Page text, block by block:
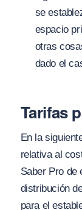
se
espacio
otras
dado el
Tarifas
En la
relativa al
Saber Pro de
distribución
para el